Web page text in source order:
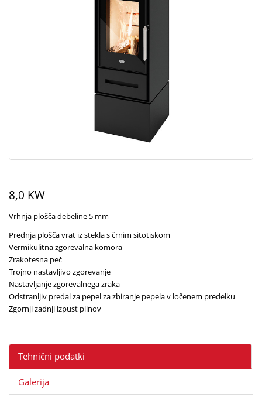
8,0 KW
Vrhnja plošča debeline 5 mm
Prednja plošča vrat iz stekla s črnim sitotiskom
Vermikulitna zgorevalna komora
Zrakotesna peč
Trojno nastavljivo zgorevanje
Nastavljanje zgorevalnega zraka
Odstranljiv predal za pepel za zbiranje pepela v ločenem predelku
Zgornji zadnji izpust plinov
Tehnični podatki
Galerija